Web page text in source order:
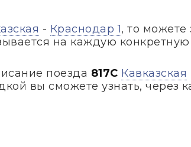
- Краснодар 1, то можете
на каждую конкретную
поезда 817С Кавказская
вы сможете узнать, через